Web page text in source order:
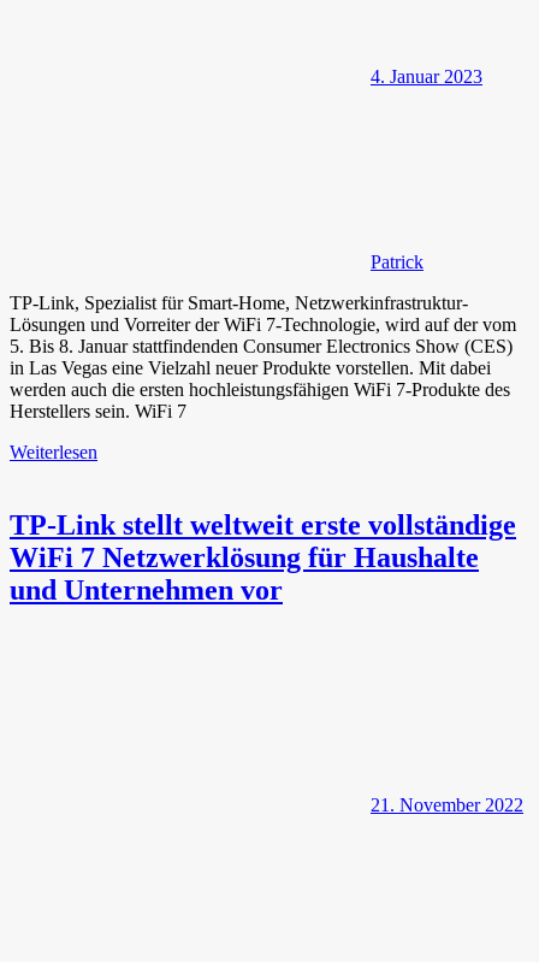
4. Januar 2023
Patrick
TP-Link, Spezialist für Smart-Home, Netzwerkinfrastruktur-
Lösungen und Vorreiter der WiFi 7-Technologie, wird auf der vom
5. Bis 8. Januar stattfindenden Consumer Electronics Show (CES)
in Las Vegas eine Vielzahl neuer Produkte vorstellen. Mit dabei
werden auch die ersten hochleistungsfähigen WiFi 7-Produkte des
Herstellers sein. WiFi 7
Weiterlesen
TP-Link stellt weltweit erste vollständige
WiFi 7 Netzwerklösung für Haushalte
und Unternehmen vor
21. November 2022